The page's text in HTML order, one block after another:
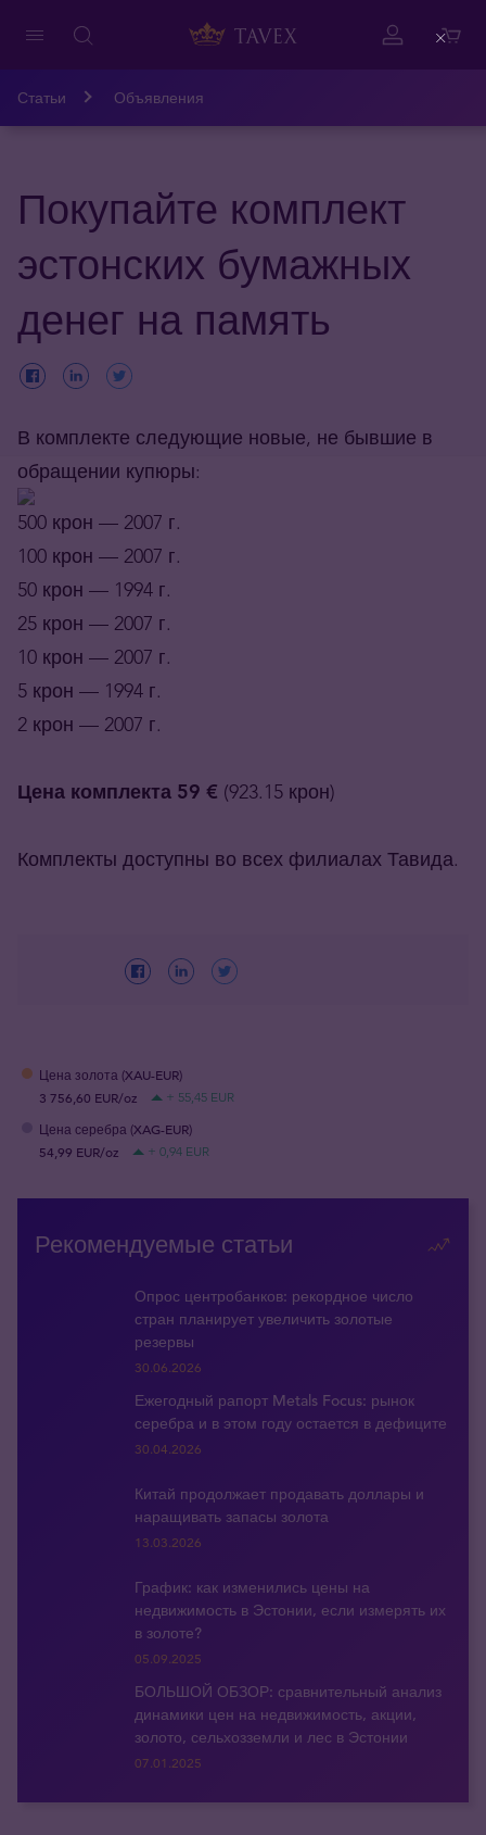
Статьи Объявления
Покупайте комплект
эстонских бумажных
денег на память
В комплекте следующие новые, не бывшие в
обращении купюры:
500 крон — 2007 г.
100 крон — 2007 г.
50 крон — 1994 г.
25 крон — 2007 г.
10 крон — 2007 г.
5 крон — 1994 г.
2 крон — 2007 г.
Цена комплекта 59 € (923.15 крон)
Комплекты доступны во всех филиалах Тавида.
Цена золота (XAU-EUR)
3 756,60 EUR/oz
+ 55,45 EUR
Цена серебра (XAG-EUR)
54,99 EUR/oz
+ 0,94 EUR
Рекомендуемые статьи
Опрос центробанков: рекордное число
стран планирует увеличить золотые
резервы
30.06.2026
Ежегодный рапорт Metals Focus: рынок
серебра и в этом году остается в дефиците
30.04.2026
Китай продолжает продавать доллары и
наращивать запасы золота
13.03.2026
График: как изменились цены на
недвижимость в Эстонии, если измерять их
в золоте?
05.09.2025
БОЛЬШОЙ ОБЗОР: сравнительный анализ
динамики цен на недвижимость, акции,
золото, сельхозземли и лес в Эстонии
07.01.2025
Close